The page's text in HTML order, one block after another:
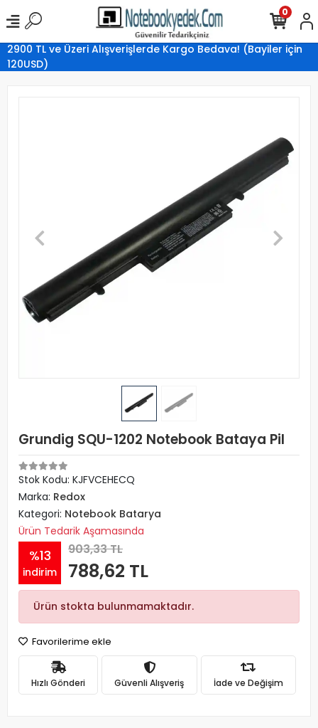
2900 TL ve Üzeri Alışverişlerde Kargo Bedava! (Bayiler için
120USD)
0
Grundig SQU-1202 Notebook Bataya Pil
Stok Kodu: KJFVCEHECQ
Marka: Redox
Kategori: Notebook Batarya
Ürün Tedarik Aşamasında
%13
indirim
903,33 TL
788,62 TL
Ürün stokta bulunmamaktadır.
Favorilerime ekle
Hızlı Gönderi Güvenli Alışveriş İade ve Değişim